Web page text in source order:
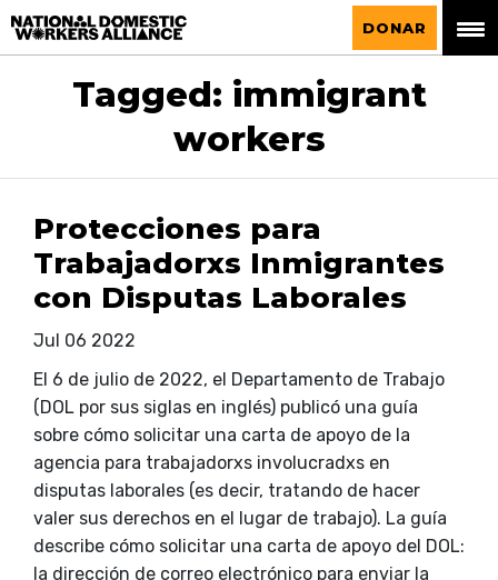
La Alianza Nacional de Trabajadoras del
Hogar
DONAR
Tagged: immigrant
workers
Protecciones para
Trabajadorxs Inmigrantes
con Disputas Laborales
Jul 06 2022
El 6 de julio de 2022, el Departamento de Trabajo
(DOL por sus siglas en inglés) publicó una guía
sobre cómo solicitar una carta de apoyo de la
agencia para trabajadorxs involucradxs en
disputas laborales (es decir, tratando de hacer
valer sus derechos en el lugar de trabajo). La guía
describe cómo solicitar una carta de apoyo del DOL:
la dirección de correo electrónico para enviar la